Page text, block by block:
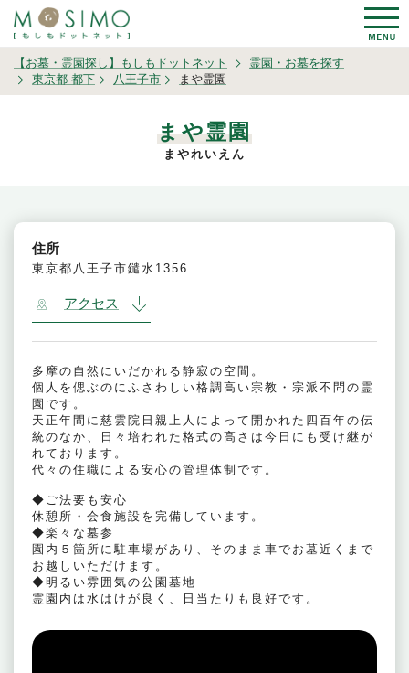
【お墓・霊園探し】もしもドットネット
霊園・お墓を探す
東京都 都下
八王子市 まや霊園
まや霊園
まやれいえん
住所
東京都八王子市鑓水1356
アクセス
多摩の自然にいだかれる静寂の空間。
個人を偲ぶのにふさわしい格調高い宗教・宗派不問の霊
園です。
天正年間に慈雲院日親上人によって開かれた四百年の伝
統のなか、日々培われた格式の高さは今日にも受け継が
れております。
代々の住職による安心の管理体制です。
◆ご法要も安心
休憩所・会食施設を完備しています。
◆楽々な墓参
園内５箇所に駐車場があり、そのまま車でお墓近くまで
お越しいただけます。
◆明るい雰囲気の公園墓地
霊園内は水はけが良く、日当たりも良好です。